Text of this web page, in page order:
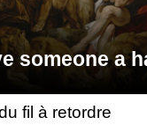
GIFT CARDS
OTHER
ABOUT US
ALEXA
someone a
fil à retordre